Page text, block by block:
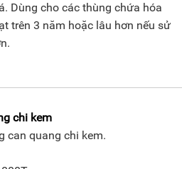
Dùng cho các thùng chứa hóa
trên 3 năm hoặc lâu hơn nếu sử
chi kem
can quang chi kem.